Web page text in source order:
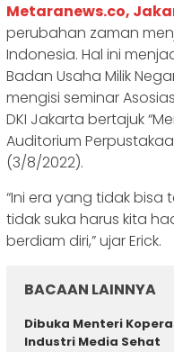
Metaranews.co,
perubahan zaman
Indonesia. Hal ini
Badan Usaha Milik
mengisi seminar
DKI Jakarta bertajuk
Auditorium
(3/8/2022).
“Ini era yang tidak bisa
tidak suka harus kita
berdiam diri,” ujar Erick.
BACAAN LAINNYA
Dibuka Menteri
Industri Media Sehat